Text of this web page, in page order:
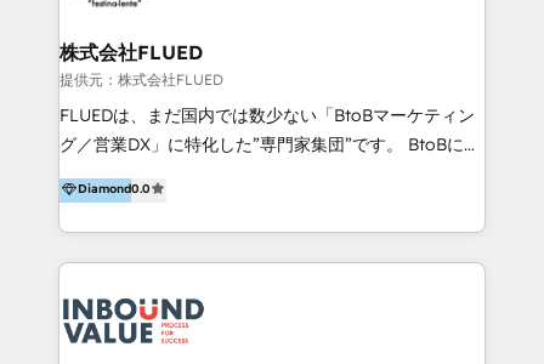
と。それが、ハブワンのスタンスです。 また、
HubSpotはもちろん、ferret One、WordPress、
Movable Type（Power CMS）などの各種CMSを活用
し、延べ100社以上のBtoB企業のサイト制作経験をもと
ーコードテーマテンプレートを独自開発。 企業のさま
ざまな課題やニーズに対して「戦略、設計・デザイン、
『最適なハブ』になります。 ーーーーーーーーーーー
ーーーーーーーーーーーーーーーーーーー 【プロジェ
株式会社FLUED
提供元：株式会社FLUED
FLUEDは、まだ国内では数少ない「BtoBマーケティン
グ／営業DX」に特化した”専門家集団”です。 BtoBに特
化し、WEB制作や広告運用などのオンライン施策か
ら、インサイドセールスや展示会などのオフライン施策
まで支援しています。 「経験豊富な”専門家集団”によ
るプロジェクト参加型の支援」で、戦略・企画などのコ
BPO・実務まで幅広いご支援が可能です。 また、2022
年に国内初のBtoB営業DXに関する書籍『業務効率化か
Diamond0.0